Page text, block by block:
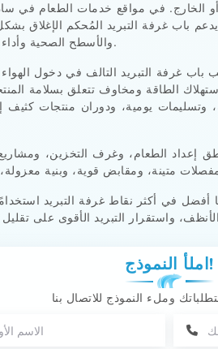
الخارج. في مواقع خدمات الطعام في
يدعم باب غرفة التبريد المُحكم الإغلاق
والأسطح الصحية وأداء الحشية الموثوق به والتحكم الثابت في درجة الحرارة.
باب غرفة التبريد التالف في دخول
الطاقة ومخاوف تتعلق بسلامة
وتسليمات يومية، ودوران منتجات كثيف
في أكثر نقاط غرفة التبريد
املأ النموذج!